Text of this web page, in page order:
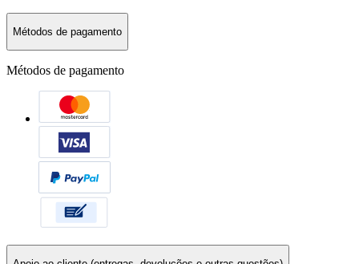
Métodos de pagamento
Métodos de pagamento